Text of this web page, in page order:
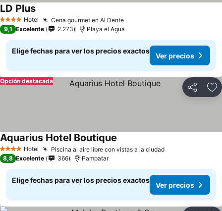
4 EstrellasHotel Cena gourmet en Al Dente
LD Plus
9,1 Excelente 2.273 Playa el Agua
Elige fechas para ver los precios exactos
Ver precios
Compartir
Opción destacada
4 EstrellasHotel Piscina al aire libre con vistas a la ciudad
Aquarius Hotel Boutique
8,8 Excelente 366 Pampatar
Elige fechas para ver los precios exactos
Ver precios